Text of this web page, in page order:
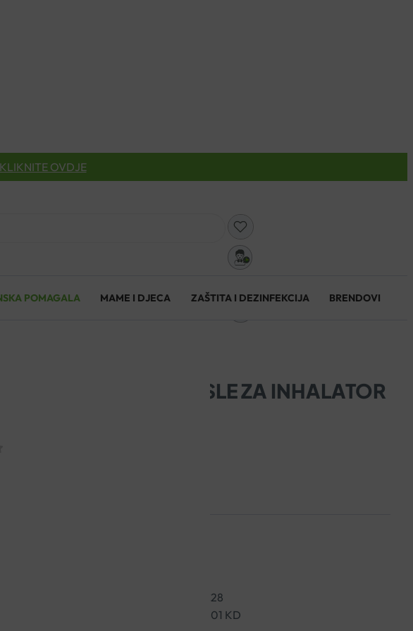
OVDJE
POMAGALA MAME I DJECA ZAŠTITA I DEZINFEKCIJA BRENDOVI
MASKA ZA ODRASLE ZA INHALATOR
kompresorskim inhalatorom Comp Air C28
kompresorskim dječjim inhalatorom C-801 KD